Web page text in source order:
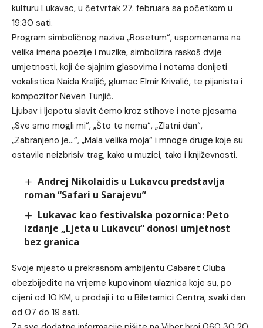
kulturu Lukavac, u četvrtak 27. februara sa početkom u
19:30 sati.
Program simboličnog naziva „Rosetum“, uspomenama na
velika imena poezije i muzike, simbolizira raskoš dvije
umjetnosti, koji će sjajnim glasovima i notama donijeti
vokalistica Naida Kraljić, glumac Elmir Krivalić, te pijanista i
kompozitor Neven Tunjić.
Ljubav i ljepotu slavit ćemo kroz stihove i note pjesama
„Sve smo mogli mi“, „Što te nema“, „Zlatni dan“,
„Zabranjeno je…“, „Mala velika moja“ i mnoge druge koje su
ostavile neizbrisiv trag, kako u muzici, tako i književnosti.
Andrej Nikolaidis u Lukavcu predstavlja
roman “Safari u Sarajevu”
Lukavac kao festivalska pozornica: Peto
izdanje „Ljeta u Lukavcu“ donosi umjetnost
bez granica
Svoje mjesto u prekrasnom ambijentu Cabaret Cluba
obezbijedite na vrijeme kupovinom ulaznica koje su, po
cijeni od 10 KM, u prodaji i to u Biletarnici Centra, svaki dan
od 07 do 19 sati.